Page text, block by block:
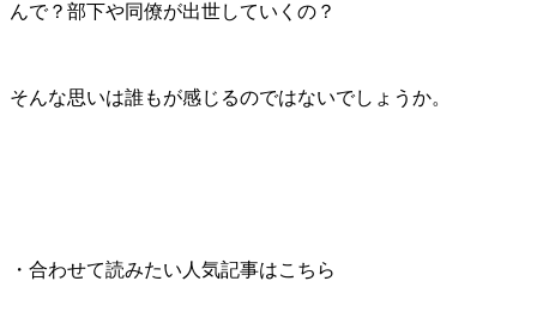
んで？部下や同僚が出世していくの？
そんな思いは誰もが感じるのではないでしょうか。
・合わせて読みたい人気記事はこちら